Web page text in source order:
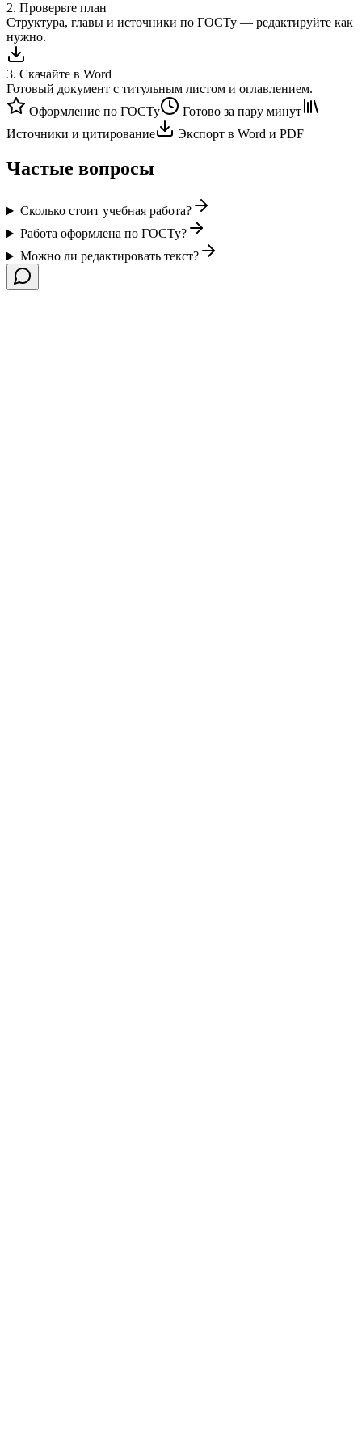
2. Проверьте план
Структура, главы и источники по ГОСТу — редактируйте как
нужно.
3. Скачайте в Word
Готовый документ с титульным листом и оглавлением.
Оформление по ГОСТу
Готово за пару минут
Источники и цитирование
Экспорт в Word и PDF
Частые вопросы
Сколько стоит учебная работа?
Работа оформлена по ГОСТу?
Можно ли редактировать текст?